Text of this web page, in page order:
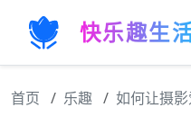
快乐趣生
首页 乐趣 如何让摄